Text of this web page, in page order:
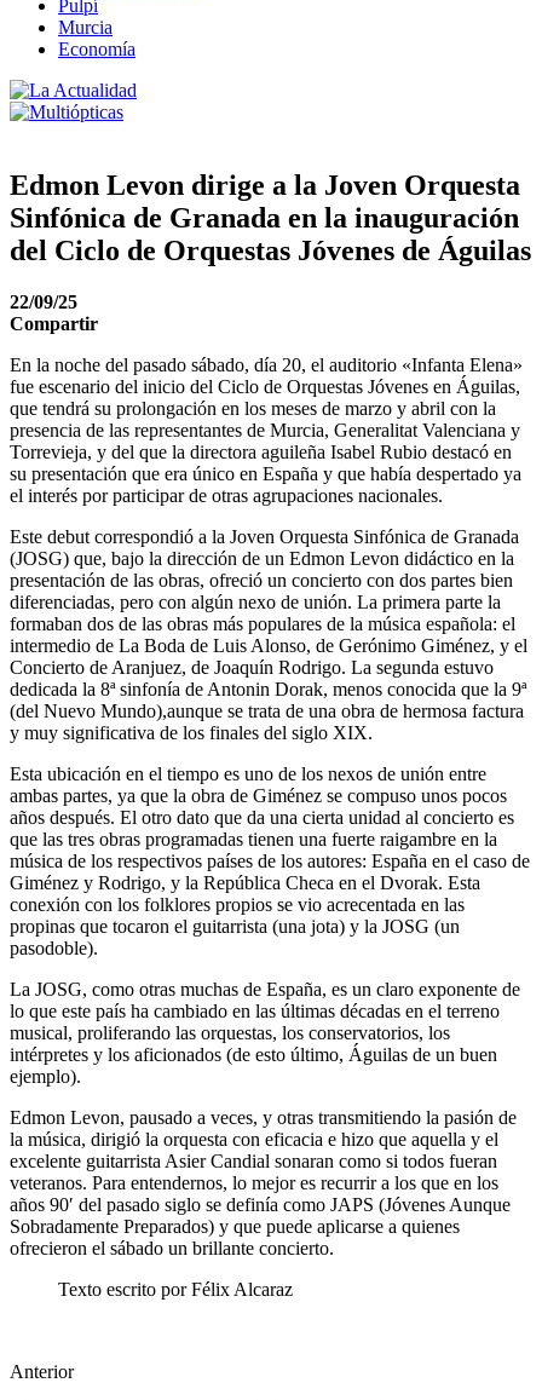
Pulpí
Murcia
Economía
Edmon Levon dirige a la Joven Orquesta
Sinfónica de Granada en la inauguración
del Ciclo de Orquestas Jóvenes de Águilas
22/09/25
Compartir
En la noche del pasado sábado, día 20, el auditorio «Infanta Elena»
fue escenario del inicio del Ciclo de Orquestas Jóvenes en Águilas,
que tendrá su prolongación en los meses de marzo y abril con la
presencia de las representantes de Murcia, Generalitat Valenciana y
Torrevieja, y del que la directora aguileña Isabel Rubio destacó en
su presentación que era único en España y que había despertado ya
el interés por participar de otras agrupaciones nacionales.
Este debut correspondió a la Joven Orquesta Sinfónica de Granada
(JOSG) que, bajo la dirección de un Edmon Levon didáctico en la
presentación de las obras, ofreció un concierto con dos partes bien
diferenciadas, pero con algún nexo de unión. La primera parte la
formaban dos de las obras más populares de la música española: el
intermedio de La Boda de Luis Alonso, de Gerónimo Giménez, y el
Concierto de Aranjuez, de Joaquín Rodrigo. La segunda estuvo
dedicada la 8ª sinfonía de Antonin Dorak, menos conocida que la 9ª
(del Nuevo Mundo),aunque se trata de una obra de hermosa factura
y muy significativa de los finales del siglo XIX.
Esta ubicación en el tiempo es uno de los nexos de unión entre
ambas partes, ya que la obra de Giménez se compuso unos pocos
años después. El otro dato que da una cierta unidad al concierto es
que las tres obras programadas tienen una fuerte raigambre en la
música de los respectivos países de los autores: España en el caso de
Giménez y Rodrigo, y la República Checa en el Dvorak. Esta
conexión con los folklores propios se vio acrecentada en las
propinas que tocaron el guitarrista (una jota) y la JOSG (un
pasodoble).
La JOSG, como otras muchas de España, es un claro exponente de
lo que este país ha cambiado en las últimas décadas en el terreno
musical, proliferando las orquestas, los conservatorios, los
intérpretes y los aficionados (de esto último, Águilas de un buen
ejemplo).
Edmon Levon, pausado a veces, y otras transmitiendo la pasión de
la música, dirigió la orquesta con eficacia e hizo que aquella y el
excelente guitarrista Asier Candial sonaran como si todos fueran
veteranos. Para entendernos, lo mejor es recurrir a los que en los
años 90′ del pasado siglo se definía como JAPS (Jóvenes Aunque
Sobradamente Preparados) y que puede aplicarse a quienes
ofrecieron el sábado un brillante concierto.
Texto escrito por Félix Alcaraz
Anterior